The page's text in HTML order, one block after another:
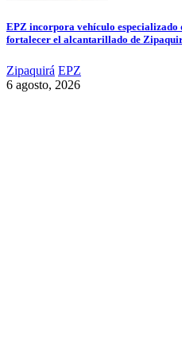
EPZ incorpora vehículo especializado
fortalecer el alcantarillado de
Zipaquirá EPZ
6 agosto, 2026